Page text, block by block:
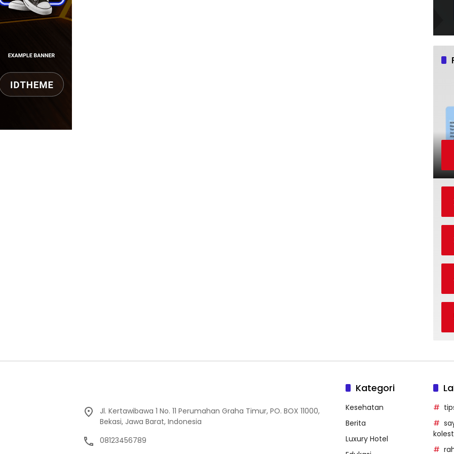
Jl. Kertawibawa 1 No. 11 Perumahan Graha Timur, PO. BOX 11000,
Bekasi, Jawa Barat, Indonesia
08123456789
Kategori
Kesehatan
Berita
Luxury Hotel